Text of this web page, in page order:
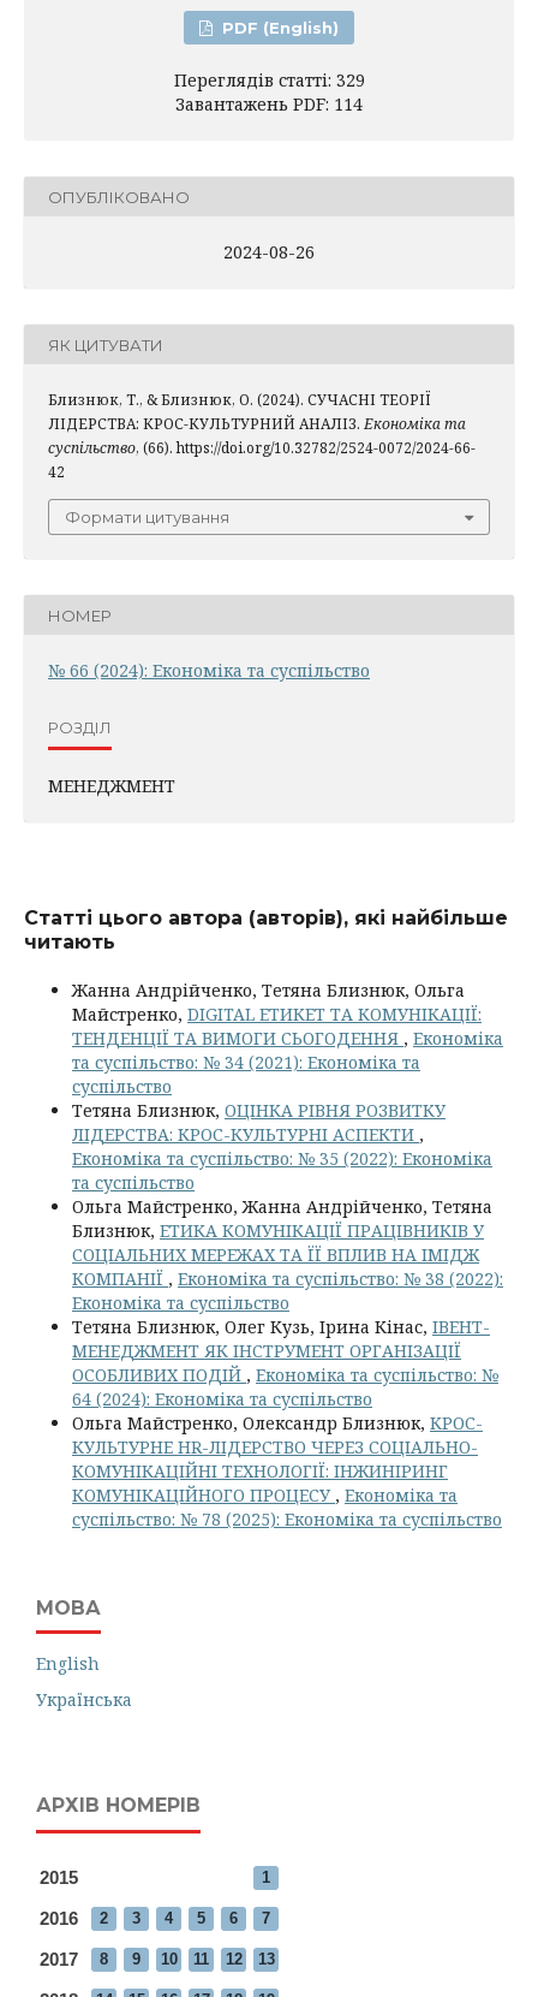
PDF (English)
Переглядів статті: 329
Завантажень PDF: 114
ОПУБЛІКОВАНО
2024-08-26
ЯК ЦИТУВАТИ
Близнюк, Т., & Близнюк, О. (2024). СУЧАСНІ ТЕОРІЇ
ЛІДЕРСТВА: КРОС-КУЛЬТУРНИЙ АНАЛІЗ. Економіка та
суспільство, (66). https://doi.org/10.32782/2524-0072/2024-66-
42
Формати цитування
НОМЕР
№ 66 (2024): Економіка та суспільство
РОЗДІЛ
МЕНЕДЖМЕНТ
Статті цього автора (авторів), які найбільше
читають
Жанна Андрійченко, Тетяна Близнюк, Ольга
Майстренко, DIGITAL ЕТИКЕТ ТА КОМУНІКАЦІЇ:
ТЕНДЕНЦІЇ ТА ВИМОГИ СЬОГОДЕННЯ , Економіка
та суспільство: № 34 (2021): Економіка та
суспільство
Тетяна Близнюк, ОЦІНКА РІВНЯ РОЗВИТКУ
ЛІДЕРСТВА: КРОС-КУЛЬТУРНІ АСПЕКТИ ,
Економіка та суспільство: № 35 (2022): Економіка
та суспільство
Ольга Майстренко, Жанна Андрійченко, Тетяна
Близнюк, ЕТИКА КОМУНІКАЦІЇ ПРАЦІВНИКІВ У
СОЦІАЛЬНИХ МЕРЕЖАХ ТА ЇЇ ВПЛИВ НА ІМІДЖ
КОМПАНІЇ , Економіка та суспільство: № 38 (2022):
Економіка та суспільство
Тетяна Близнюк, Олег Кузь, Ірина Кінас, ІВЕНТ-
МЕНЕДЖМЕНТ ЯК ІНСТРУМЕНТ ОРГАНІЗАЦІЇ
ОСОБЛИВИХ ПОДІЙ , Економіка та суспільство: №
64 (2024): Економіка та суспільство
Ольга Майстренко, Олександр Близнюк, КРОС-
КУЛЬТУРНЕ HR-ЛІДЕРСТВО ЧЕРЕЗ СОЦІАЛЬНО-
КОМУНІКАЦІЙНІ ТЕХНОЛОГІЇ: ІНЖИНІРИНГ
КОМУНІКАЦІЙНОГО ПРОЦЕСУ , Економіка та
суспільство: № 78 (2025): Економіка та суспільство
МОВА
English
Українська
АРХІВ НОМЕРІВ
2015 1
2016 2 3 4 5 6 7
2017 8 9 10 11 12 13